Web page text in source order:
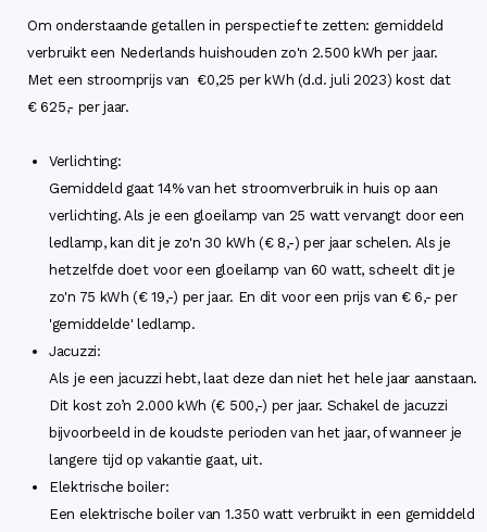
Om onderstaande getallen in perspectief te zetten: gemiddeld
verbruikt een Nederlands huishouden zo'n 2.500 kWh per jaar.
Met een stroomprijs van €0,25 per kWh (d.d. juli 2023) kost dat
€ 625,- per jaar.
Verlichting:
Gemiddeld gaat 14% van het stroomverbruik in huis op aan
verlichting. Als je een gloeilamp van 25 watt vervangt door een
ledlamp, kan dit je zo'n 30 kWh (€ 8,-) per jaar schelen. Als je
hetzelfde doet voor een gloeilamp van 60 watt, scheelt dit je
zo'n 75 kWh (€ 19,-) per jaar. En dit voor een prijs van € 6,- per
'gemiddelde' ledlamp.
Jacuzzi:
Als je een jacuzzi hebt, laat deze dan niet het hele jaar aanstaan.
Dit kost zo’n 2.000 kWh (€ 500,-) per jaar. Schakel de jacuzzi
bijvoorbeeld in de koudste perioden van het jaar, of wanneer je
langere tijd op vakantie gaat, uit.
Elektrische boiler:
Een elektrische boiler van 1.350 watt verbruikt in een gemiddeld